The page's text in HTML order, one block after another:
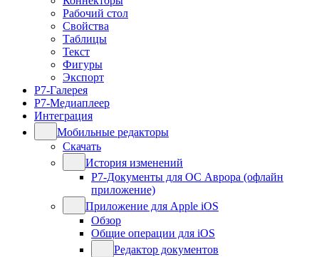
Рабочий стол
Свойства
Таблицы
Текст
Фигуры
Экспорт
Р7-Галерея
Р7-Медиаплеер
Интеграция
Мобильные редакторы
Скачать
История изменений
Р7-Документы для ОС Аврора (офлайн
приложение)
Приложение для Apple iOS
Обзор
Общие операции для iOS
Редактор документов